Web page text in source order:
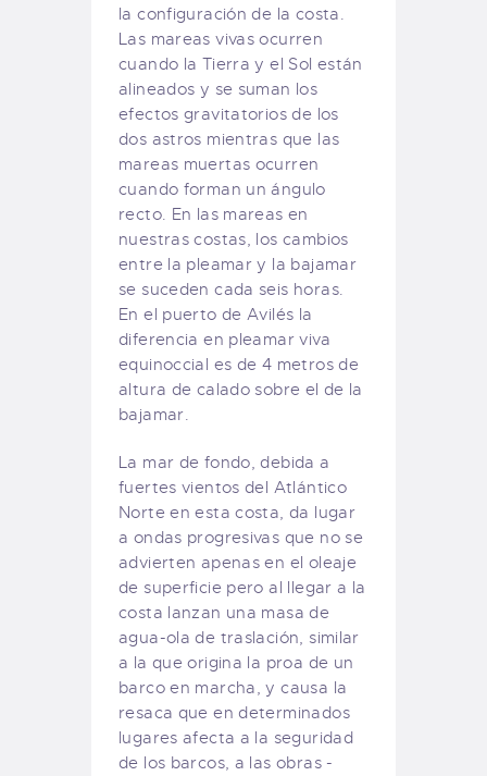
la configuración de la costa.
Las mareas vivas ocurren
cuando la Tierra y el Sol están
alineados y se suman los
efectos gravitatorios de los
dos astros mientras que las
mareas muertas ocurren
cuando forman un ángulo
recto. En las mareas en
nuestras costas, los cambios
entre la pleamar y la bajamar
se suceden cada seis horas.
En el puerto de Avilés la
diferencia en pleamar viva
equinoccial es de 4 metros de
altura de calado sobre el de la
bajamar.
La mar de fondo, debida a
fuertes vientos del Atlántico
Norte en esta costa, da lugar
a ondas progresivas que no se
advierten apenas en el oleaje
de superficie pero al llegar a la
costa lanzan una masa de
agua-ola de traslación, similar
a la que origina la proa de un
barco en marcha, y causa la
resaca que en determinados
lugares afecta a la seguridad
de los barcos, a las obras -